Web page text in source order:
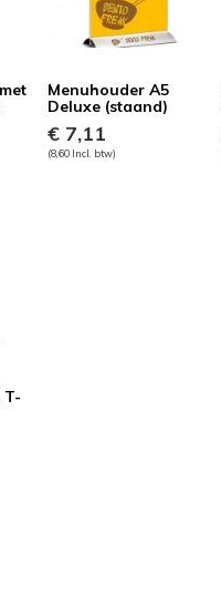
Menuhouder A5
Deluxe (staand)
€ 7,11
(8,60 Incl. btw)
T-